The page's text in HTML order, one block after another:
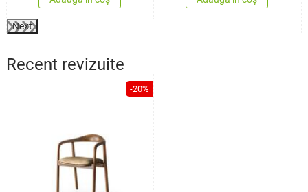
Next
Recent revizuite
-20%